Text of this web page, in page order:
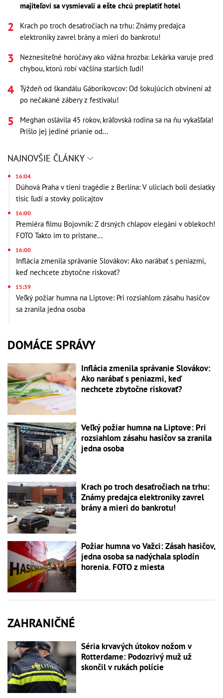
majiteľovi sa vysmievali a ešte chcú preplatiť hotel
Krach po troch desaťročiach na trhu: Známy predajca
elektroniky zavrel brány a mieri do bankrotu!
Neznesiteľné horúčavy ako vážna hrozba: Lekárka varuje pred
chybou, ktorú robí väčšina starších ľudí!
Týždeň od škandálu Gáboríkovcov: Od šokujúcich obvinení až
po nečakané zábery z festivalu!
Meghan oslávila 45 rokov, kráľovská rodina sa na ňu vykašľala!
Prišlo jej jediné prianie od...
NAJNOVŠIE ČLÁNKY
16:04
Dúhová Praha v tieni tragédie z Berlína: V uliciach boli desiatky
tisíc ľudí a stovky policajtov
16:00
Premiéra filmu Bojovník: Z drsných chlapov elegáni v oblekoch!
FOTO Takto im to pristane...
16:00
Inflácia zmenila správanie Slovákov: Ako narábať s peniazmi,
keď nechcete zbytočne riskovať?
15:39
Veľký požiar humna na Liptove: Pri rozsiahlom zásahu hasičov
sa zranila jedna osoba
DOMÁCE SPRÁVY
Inflácia zmenila správanie Slovákov:
Ako narábať s peniazmi, keď
nechcete zbytočne riskovať?
Veľký požiar humna na Liptove: Pri
rozsiahlom zásahu hasičov sa zranila
jedna osoba
Krach po troch desaťročiach na trhu:
Známy predajca elektroniky zavrel
brány a mieri do bankrotu!
Požiar humna vo Važci: Zásah hasičov,
jedna osoba sa nadýchala splodín
horenia. FOTO z miesta
ZAHRANIČNÉ
Séria krvavých útokov nožom v
Rotterdame: Podozrivý muž už
skončil v rukách polície